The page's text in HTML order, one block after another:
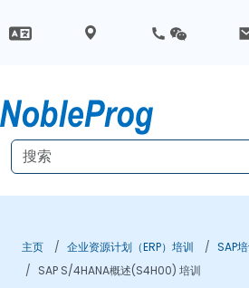
主页 企业资源计划（ERP）培训 SAP
SAP S/4HANA概述(S4H00) 培训